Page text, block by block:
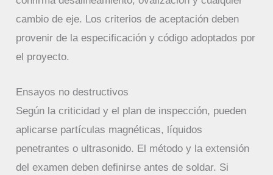
cambio de eje. Los criterios de aceptación deben
provenir de la especificación y código adoptados por
el proyecto.
Ensayos no destructivos
Según la criticidad y el plan de inspección, pueden
aplicarse partículas magnéticas, líquidos
penetrantes o ultrasonido. El método y la extensión
del examen deben definirse antes de soldar. Si